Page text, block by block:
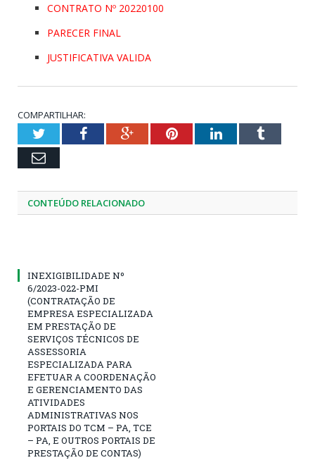
CONTRATO Nº 20220100
PARECER FINAL
JUSTIFICATIVA VALIDA
COMPARTILHAR:
TwitterFacebookGoogle+PinterestLinkedInTumblr
Email
CONTEÚDO RELACIONADO
INEXIGIBILIDADE Nº
6/2023-022-PMI
(CONTRATAÇÃO DE
EMPRESA ESPECIALIZADA
EM PRESTAÇÃO DE
SERVIÇOS TÉCNICOS DE
ASSESSORIA
ESPECIALIZADA PARA
EFETUAR A COORDENAÇÃO
E GERENCIAMENTO DAS
ATIVIDADES
ADMINISTRATIVAS NOS
PORTAIS DO TCM – PA, TCE
– PA, E OUTROS PORTAIS DE
PRESTAÇÃO DE CONTAS)